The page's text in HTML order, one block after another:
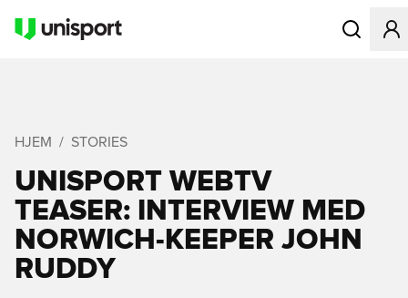
Åbner en
HJEM STORIES
UNISPORT WEBTV
TEASER: INTERVIEW MED
NORWICH-KEEPER JOHN
RUDDY